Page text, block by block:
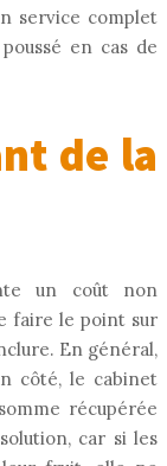
service complet
en cas de
de la
un coût non
faire le point sur
En général,
côté, le cabinet
récupérée
car si les